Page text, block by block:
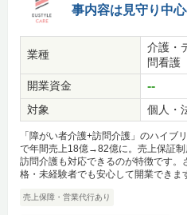
事内容は見守り中
業種
介護・
問看護
開業資金
--
対象 個人・
「障がい者介護+訪問介護」のハイブ
で年間売上18億→82億に。売上保証
訪問介護も対応できるのが特徴です
格・未経験者でも安心して開業できま
売上保障・営業代行あり